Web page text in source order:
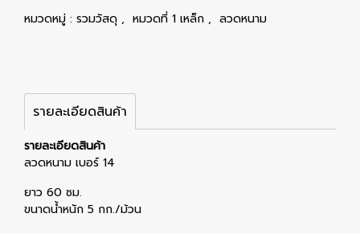
หมวดหมู่ : รวมวัสดุ , หมวดที่ 1 เหล็ก , ลวดหนาม
รายละเอียดสินค้า
รายละเอียดสินค้า
ลวดหนาม เบอร์ 14
ยาว 60 ซม.
ขนาดน้ำหนัก 5 กก./ม้วน